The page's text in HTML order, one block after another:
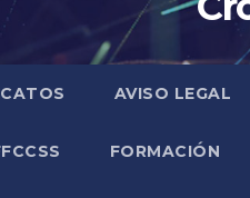
AVISO LEGAL
FORMACIÓN